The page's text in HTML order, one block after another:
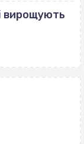
вирощують